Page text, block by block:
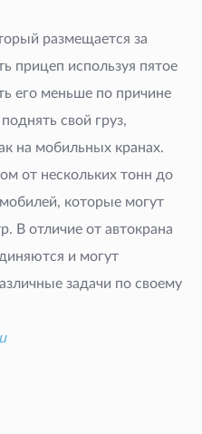
размещается за
прицеп используя пятое
его меньше по причине
свой груз,
на мобильных кранах.
от нескольких тонн до
которые могут
В отличие от автокрана
и могут
задачи по своему